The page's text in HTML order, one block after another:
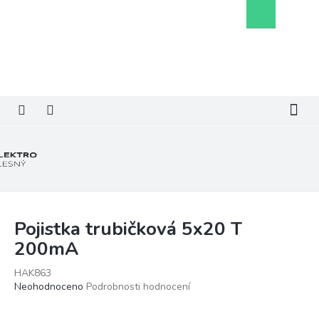
košík
Pojistka trubičková 5x20 T
200mA
HAK863
Průměrné
Neohodnoceno Podrobnosti hodnocení